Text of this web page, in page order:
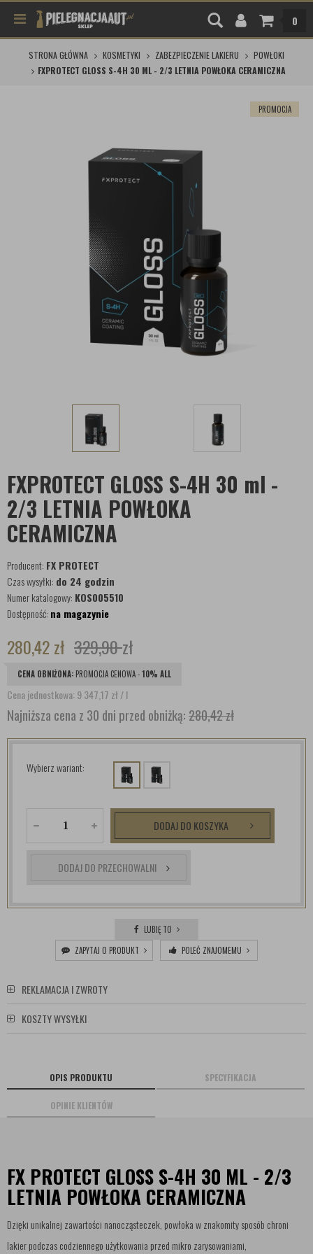
0
STRONA GŁÓWNA KOSMETYKI ZABEZPIECZENIE LAKIERU
POWŁOKI
FXPROTECT GLOSS S-4H 30 ML - 2/3 LETNIA POWŁOKA CERAMICZNA
PROMOCJA
FXPROTECT GLOSS S-4H 30 ml -
2/3 LETNIA POWŁOKA
CERAMICZNA
Producent: FX PROTECT
Czas wysyłki: do 24 godzin
Numer katalogowy: KOS005510
Dostępność: na magazynie
280,42zł 329,90zł
CENA OBNIŻONA: PROMOCJA CENOWA -10% ALL
Cena jednostkowa: 9 347,17 zł/ l
Najniższa cena z 30 dni przed obniżką:280,42 zł
Wybierz wariant:
DODAJ DO KOSZYKA
DODAJ DO PRZECHOWALNI
LUBIĘ TO
ZAPYTAJ O PRODUKT
POLEĆ ZNAJOMEMU
REKLAMACJA I ZWROTY
KOSZTY WYSYŁKI
OPIS PRODUKTU SPECYFIKACJA
OPINIE KLIENTÓW
FX PROTECT GLOSS S-4H 30 ML - 2/3
LETNIA POWŁOKA CERAMICZNA
Dzięki unikalnej zawartości nanocząsteczek, powłoka w znakomity sposób chroni
lakier podczas codziennego użytkowania przed mikro zarysowaniami,